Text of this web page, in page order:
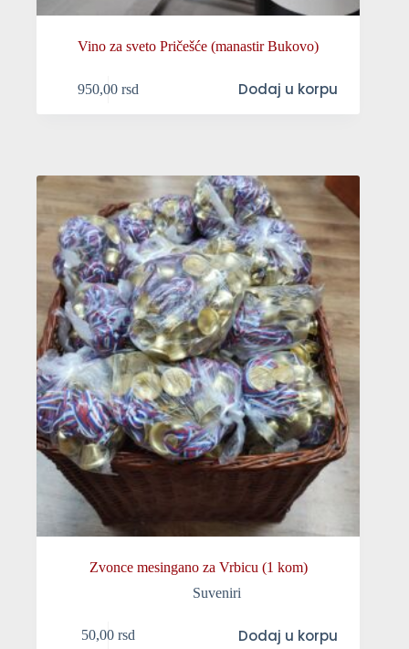
Vino za sveto Pričešće (manastir Bukovo)
950,00rsd Dodaj u korpu
Zvonce mesingano za Vrbicu (1 kom)
Suveniri
50,00rsd Dodaj u korpu